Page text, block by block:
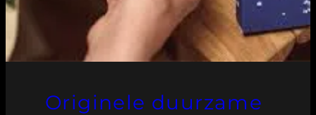
Originele duurzame